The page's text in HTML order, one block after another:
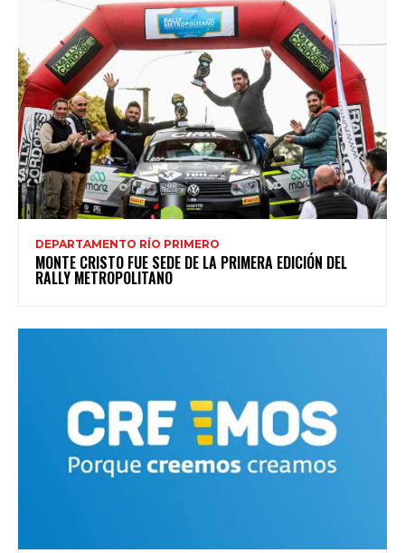
DEPARTAMENTO RÍO PRIMERO
MONTE CRISTO FUE SEDE DE LA PRIMERA EDICIÓN DEL
RALLY METROPOLITANO